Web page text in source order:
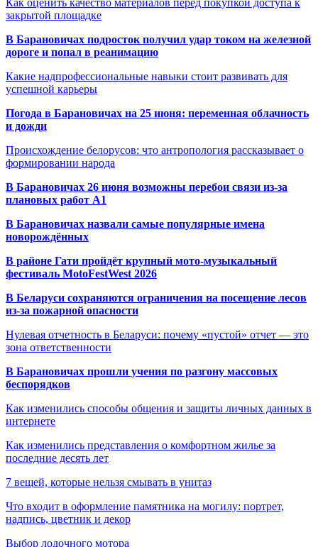
закрытой площадке
В Барановичах подросток получил удар током на железной
дороге и попал в реанимацию
Какие надпрофессиональные навыки стоит развивать для
успешной карьеры
Погода в Барановичах на 25 июня: переменная облачность
и дожди
Происхождение белорусов: что антропология рассказывает о
формировании народа
В Барановичах 26 июня возможны перебои связи из-за
плановых работ A1
В Барановичах назвали самые популярные имена
новорождённых
В районе Гати пройдёт крупный мото-музыкальный
фестиваль MotoFestWest 2026
В Беларуси сохраняются ограничения на посещение лесов
из-за пожарной опасности
Нулевая отчетность в Беларуси: почему «пустой» отчет — это
зона ответственности
В Барановичах прошли учения по разгону массовых
беспорядков
Как изменились способы общения и защиты личных данных в
интернете
Как изменились представления о комфортном жилье за
последние десять лет
7 вещей, которые нельзя смывать в унитаз
Что входит в оформление памятника на могилу: портрет,
надпись, цветник и декор
Выбор лодочного мотора